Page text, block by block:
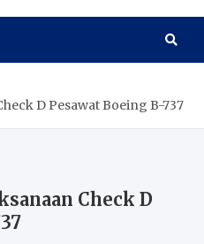
D Pesawat Boeing B-737
Check D